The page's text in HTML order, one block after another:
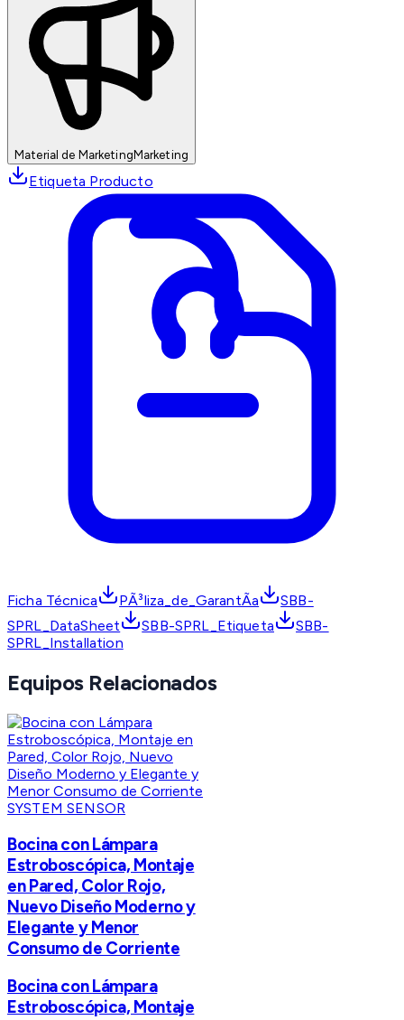
Material de MarketingMarketing
Etiqueta Producto
Ficha Técnica PÃ³liza_de_GarantÃ­a
SBB-
SPRL_DataSheet
SBB-SPRL_Etiqueta
SBB-
SPRL_Installation
Equipos Relacionados
SYSTEM SENSOR
Bocina con Lámpara
Estroboscópica, Montaje
en Pared, Color Rojo,
Nuevo Diseño Moderno y
Elegante y Menor
Consumo de Corriente
Bocina con Lámpara
Estroboscópica, Montaje